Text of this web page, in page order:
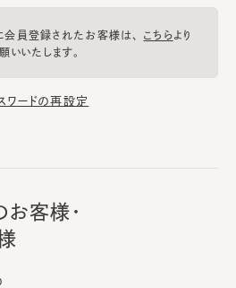
員登録されたお客様は、 こちらより
いいたします。
ワードの再設定
客様・